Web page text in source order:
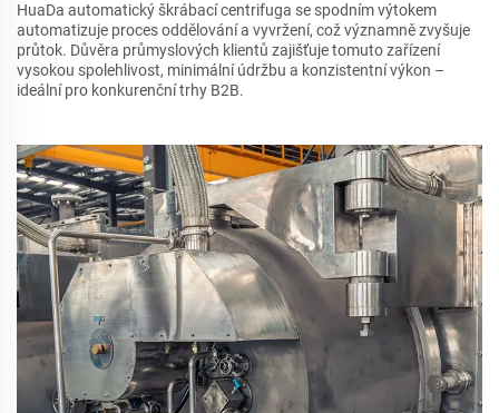
HuaDa automatický škrábací centrifuga se spodním výtokem
automatizuje proces oddělování a vyvržení, což významně zvyšuje
průtok. Důvěra průmyslových klientů zajišťuje tomuto zařízení
vysokou spolehlivost, minimální údržbu a konzistentní výkon –
ideální pro konkurenční trhy B2B.